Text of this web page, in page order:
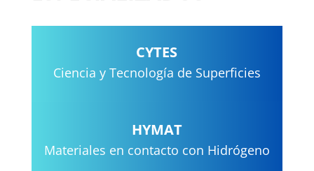
CYTES
Ciencia y Tecnología de Superficies
HYMAT
Materiales en contacto con Hidrógeno